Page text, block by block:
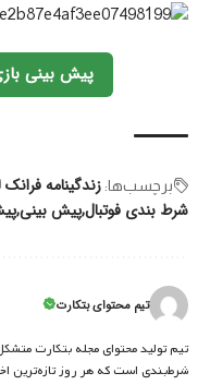
پیش بینی
برچسب‌‌ها: زندگینامه فرانک
شرط بندی فوتبالپیش بینی
تیم محتوای بتکارت
تیم تولید محتوای مجله بتکارت
شرط‌بندی است که هر روز تازه‌ترین